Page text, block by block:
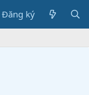
Đăng ký